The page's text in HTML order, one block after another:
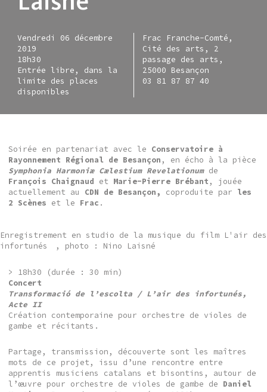
Vendredi 06 décembre
2019
18h30
Entrée libre, dans la
limite des places
disponibles
Frac Franche-Comté,
Cité des arts, 2
passage des arts,
25000 Besançon
03 81 87 87 40
Soirée en partenariat avec le Conservatoire à
Rayonnement Régional de Besançon , en écho à la pièce
Symphonia Harmoniæ Cælestium Revelationumde
François Chaignaud et Marie-Pierre Brébant , jouée
actuellement au CDN de Besançon, coproduite par les
2 Scènes et le Frac .
Enregistrement en studio de la musique du film L'air des
infortunés
, photo : Nino Laisné
> 18h30 (durée : 30 min)
Concert
Transformació de l’escolta / L’air des infortunés,
Acte II
Création contemporaine pour orchestre de violes de
gambe et récitants.
Partage, transmission, découverte sont les maîtres
mots de ce projet, issu d’une rencontre entre
apprentis musiciens catalans et bisontins, autour de
l’œuvre pour orchestre de violes de gambe de Daniel